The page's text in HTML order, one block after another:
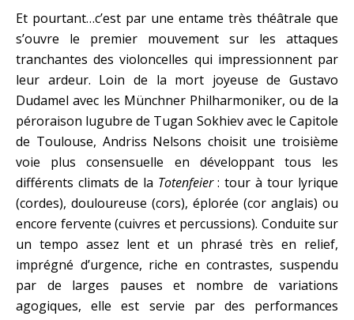
Et pourtant…c’est par une entame très théâtrale que
s’ouvre le premier mouvement sur les attaques
tranchantes des violoncelles qui impressionnent par
leur ardeur. Loin de la mort joyeuse de Gustavo
Dudamel avec les Münchner Philharmoniker, ou de la
péroraison lugubre de Tugan Sokhiev avec le Capitole
de Toulouse, Andriss Nelsons choisit une troisième
voie plus consensuelle en développant tous les
différents climats de la Totenfeier: tour à tour lyrique
(cordes), douloureuse (cors), éplorée (cor anglais) ou
encore fervente (cuivres et percussions). Conduite sur
un tempo assez lent et un phrasé très en relief,
imprégné d’urgence, riche en contrastes, suspendu
par de larges pauses et nombre de variations
agogiques, elle est servie par des performances